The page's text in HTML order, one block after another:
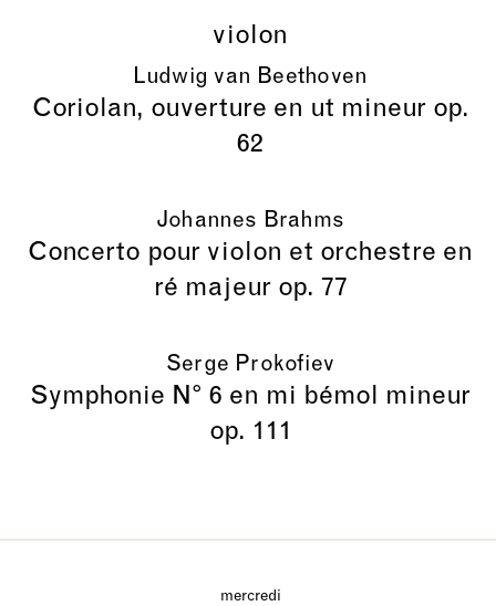
violon
Ludwig van Beethoven
Coriolan, ouverture en ut mineur op.
62
Johannes Brahms
Concerto pour violon et orchestre en
ré majeur op. 77
Serge Prokofiev
Symphonie N° 6 en mi bémol mineur
op. 111
mercredi